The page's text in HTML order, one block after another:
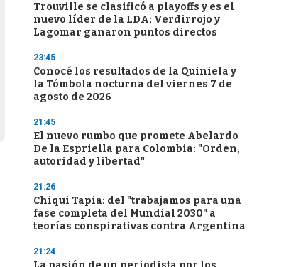
Trouville se clasificó a playoffs y es el
nuevo líder de la LDA; Verdirrojo y
Lagomar ganaron puntos directos
23:45
Conocé los resultados de la Quiniela y
la Tómbola nocturna del viernes 7 de
agosto de 2026
21:45
El nuevo rumbo que promete Abelardo
De la Espriella para Colombia: "Orden,
autoridad y libertad"
21:26
Chiqui Tapia: del "trabajamos para una
fase completa del Mundial 2030" a
teorías conspirativas contra Argentina
21:24